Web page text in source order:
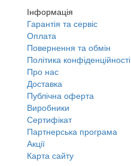
Інформація
Гарантія та сервіс
Оплата
Повернення та обмін
Політика конфіденційності
Про нас
Доставка
Публічна оферта
Виробники
Сертифікат
Партнерська програма
Акції
Карта сайту